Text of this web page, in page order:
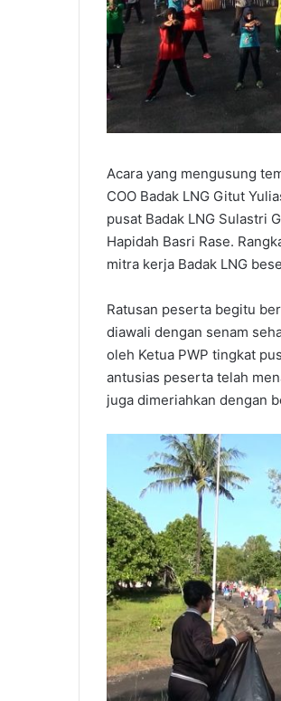
Acara yang mengusung
COO Badak LNG Gitut
pusat Badak LNG Sulastri
Hapidah Basri Rase.
mitra kerja Badak LNG
Ratusan peserta begitu
diawali dengan senam
oleh Ketua PWP tingkat
antusias peserta telah
juga dimeriahkan dengan